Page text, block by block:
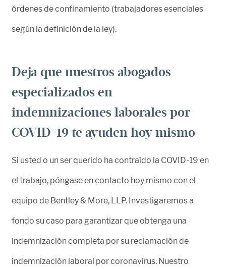
órdenes de confinamiento (trabajadores esenciales
según la definición de la ley).
Deja que nuestros abogados
especializados en
indemnizaciones laborales por
COVID-19 te ayuden hoy mismo
Si usted o un ser querido ha contraído la COVID-19 en
el trabajo, póngase en contacto hoy mismo con el
equipo de Bentley & More, LLP. Investigaremos a
fondo su caso para garantizar que obtenga una
indemnización completa por su reclamación de
indemnización laboral por coronavirus. Nuestro